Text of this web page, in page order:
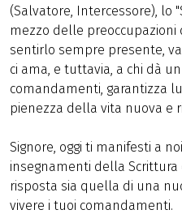
(Salvatore, Intercessore), lo
mezzo delle preoccupazioni
sentirlo sempre presente,
ci ama, e tuttavia, a chi dà
comandamenti, garantizza
pienezza della vita nuova e
Signore, oggi ti manifesti a
insegnamenti della Scrittura
risposta sia quella di una
vivere i tuoi comandamenti.